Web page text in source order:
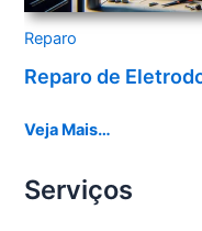
Reparo
Reparo de
Veja Mais…
Serviços